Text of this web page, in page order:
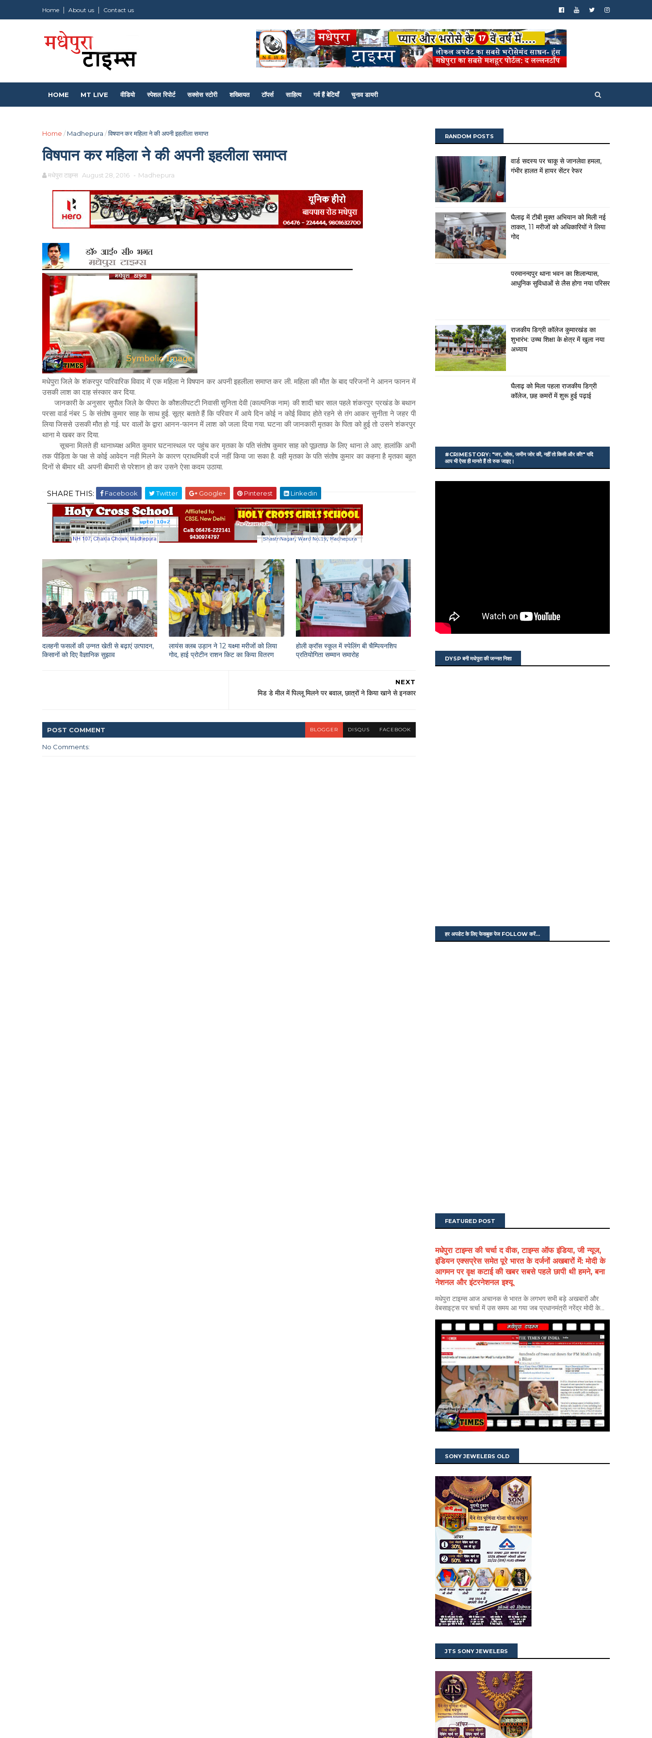
Home About us Contact us
HOME MT LIVE वीडियो स्पेशल रिपोर्ट सक्सेस स्टोरी शख्सियत टॉपर्स साहित्य गर्व हैं बेटियाँ चुनाव डायरी
Home / Madhepura /विषपान कर महिला ने की अपनी इहलीला समाप्त
विषपान कर महिला ने की अपनी इहलीला समाप्त
मधेपुरा टाइम्स August 28, 2016 - Madhepura
मधेपुरा जिले के शंकरपुर पारिवारिक विवाद में एक महिला ने विषपान कर अपनी इहलीला समाप्त कर ली. महिला की मौत के बाद परिजनों ने आनन फानन में
उसकी लाश का दाह संस्कार कर दिया.
जानकारी के अनुसार सुपौल जिले के पीपरा के कौशलीपटटी निवासी सुनिता देवी (काल्पनिक नाम) की शादी चार साल पहले शंकरपुर प्रखंड के बथान
परसा वार्ड नंबर 5 के संतोष कुमार साह के साथ हुई. सूत्र बताते हैं कि परिवार में आये दिन कोई न कोई विवाद होते रहने से तंग आकर सुनीता ने जहर पी
लिया जिससे उसकी मौत हो गई. घर वालों के द्वारा आनन-फानन में लाश को जला दिया गया. घटना की जानकारी मृतका के पिता को हुई तो उसने शंकरपुर
थाना मे खबर कर दिया.
सूचना मिलते ही थानाध्यक्ष अमित कुमार घटनास्थल पर पहुंच कर मृतका के पति संतोष कुमार साह को पूछताछ के लिए थाना ले आए. हालांकि अभी
तक पीड़िता के पक्ष से कोई आवेदन नही मिलने के कारण प्राथमिकी दर्ज नहीं किया जा सका है. वही मृतका के पति संतोष कुमार का कहना है मृतका बहुत
दिनों से बीमार थी. अपनी बीमारी से परेशान हो कर उसने ऐसा कदम उठाया.
SHARE THIS: Facebook Twitter Google+ Pinterest Linkedin
दलहनी फसलों की उन्नत खेती से बढ़ाएं उत्पादन,
किसानों को दिए वैज्ञानिक सुझाव
लायंस क्लब उड़ान ने 12 यक्ष्मा मरीजों को लिया
गोद, हाई प्रोटीन राशन किट का किया वितरण
होली क्रॉस स्कूल में स्पेलिंग बी चैम्पियनशिप
प्रतियोगिता सम्मान समारोह
NEXT
मिड डे मील में पिल्लू मिलने पर बवाल, छात्रों ने किया खाने से इनकार
POST COMMENT BLOGGER DISQUS FACEBOOK
No Comments:
RANDOM POSTS
वार्ड सदस्य पर चाकू से जानलेवा हमला,
गंभीर हालत में हायर सेंटर रेफर
घैलाढ़ में टीबी मुक्त अभियान को मिली नई
ताकत, 11 मरीजों को अधिकारियों ने लिया
गोद
परमानन्दपुर थाना भवन का शिलान्यास,
आधुनिक सुविधाओं से लैस होगा नया परिसर
राजकीय डिग्री कॉलेज कुमारखंड का
शुभारंभ: उच्च शिक्षा के क्षेत्र में खुला नया
अध्याय
घैलाढ़ को मिला पहला राजकीय डिग्री
कॉलेज, छह कमरों में शुरू हुई पढ़ाई
#CRIMESTORY: "जर, जोरू, जमीन जोर की, नहीं तो किसी और की!" यदि
आप भी ऐसा ही मानते हैं तो रुक जाइए।
DYSP बनी मधेपुरा की जन्नत निशा
हर अपडेट के लिए फेसबुक पेज FOLLOW करें...
FEATURED POST
मधेपुरा टाइम्स की चर्चा द वीक, टाइम्स ऑफ इंडिया, जी न्यूज,
इंडियन एक्सप्रेस समेत पूरे भारत के दर्जनों अखबारों में: मोदी के
आगमन पर वृक्ष कटाई की खबर सबसे पहले छापी थी हमने, बना
नेशनल और इंटरनेशनल इश्यू
मधेपुरा टाइम्स आज अचानक से भारत के लगभग सभी बड़े अखबारों और
वेबसाइट्स पर चर्चा में उस समय आ गया जब प्रधानमंत्री नरेंद्र मोदी के...
SONY JEWELERS OLD
JTS SONY JEWELERS